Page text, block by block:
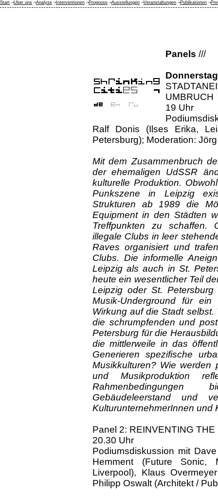
Panels ///
UMBRUCH
19 Uhr
Ralf Donis (Ilses Erika,
Petersburg); Moderation:
Mit dem Zusammenbruch
der ehemaligen UdSSR
kulturelle Produktion.
Punkszene in Leipzig
Strukturen ab 1989 die
Equipment in den Städten
Treffpunkten zu schaffen.
illegale Clubs in leer
Raves organisiert und
Clubs. Die informelle
Leipzig als auch in St.
heute ein wesentlicher Teil
Leipzig oder St.
Musik-Underground für
Wirkung auf die Stadt
die schrumpfenden und
Petersburg für die
die mittlerweile in das
Generieren spezifische
Musikkulturen? Wie werden
und Musikproduktion
Rahmenbedingungen
Gebäudeleerstand und
KulturunternehmerInnen und
Panel 2: REINVENTING
20.30 Uhr
Podiumsdiskussion mit
Hemment (Future Sonic,
Liverpool), Klaus
Philipp Oswalt (Architekt /
Start ¬Über uns ¬Analyse ¬ Interventionen ¬Prognose ¬Ausstellungen ¬Veranstaltungen ¬Publikationen ¬